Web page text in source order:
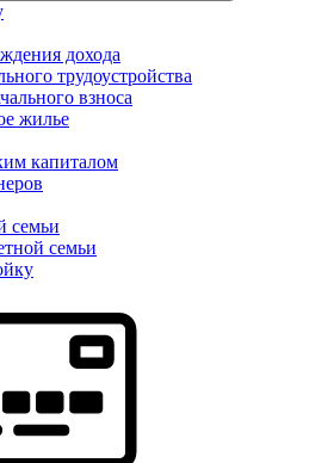
дохода
трудоустройства
взноса
жилье
капиталом
семьи
семьи